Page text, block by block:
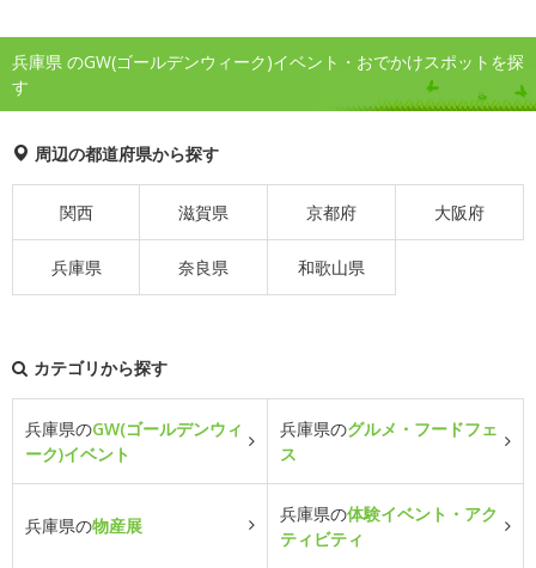
兵庫県 のGW(ゴールデンウィーク)イベント・おでかけスポットを探
す
周辺の都道府県から探す
関西 滋賀県 京都府 大阪府
兵庫県 奈良県 和歌山県
カテゴリから探す
兵庫県のGW(ゴールデンウィ
ーク)イベント
兵庫県のグルメ・フードフェ
ス
兵庫県の物産展
兵庫県の体験イベント・アク
ティビティ